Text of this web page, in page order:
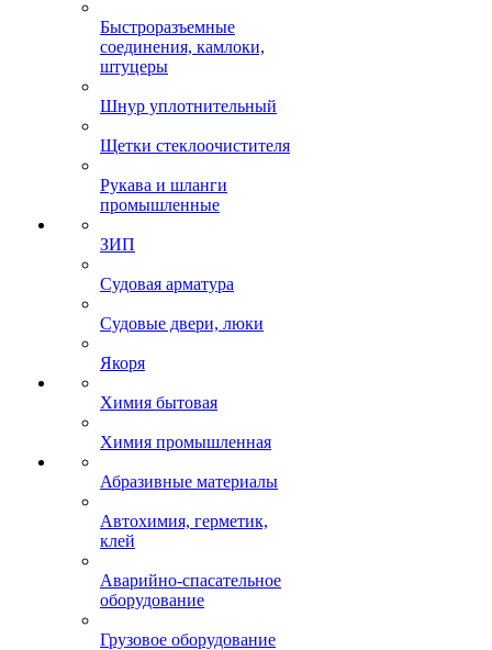
Быстроразъемные
соединения, камлоки,
штуцеры
Шнур уплотнительный
Щетки стеклоочистителя
Рукава и шланги
промышленные
ЗИП
Судовая арматура
Судовые двери, люки
Якоря
Химия бытовая
Химия промышленная
Абразивные материалы
Автохимия, герметик,
клей
Аварийно-спасательное
оборудование
Грузовое оборудование